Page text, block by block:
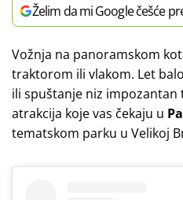
Želim da mi Google češće
Vožnja na panoramskom
traktorom ili vlakom. Let
ili spuštanje niz impozantan
atrakcija koje vas čekaju u
tematskom parku u Velikoj